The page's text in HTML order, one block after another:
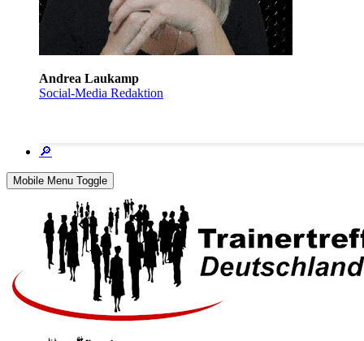
Andrea Laukamp
Social-Media Redaktion
🔎
Mobile Menu Toggle